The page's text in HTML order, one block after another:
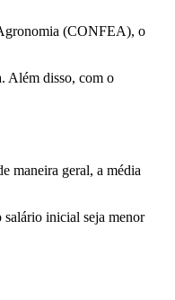
(CONFEA), o
Além disso, com o
maneira geral, a média
salário inicial seja menor